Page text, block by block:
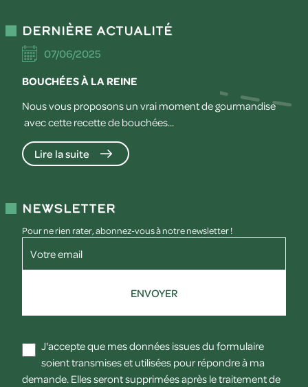
Dernière actualité
07/06/2025
BOUCHÉES À LA REINE
Nous vous proposons un vrai moment de gourmandise
avec cette recette de bouchées...
Lire la suite
Newsletter
Pour ne rien rater, abonnez-vous à notre newsletter !
Votre email
ENVOYER
J'accepte que mes données issues du formulaire
soient transmises et utilisées pour répondre à ma
demande. Elles seront supprimées après le traitement de